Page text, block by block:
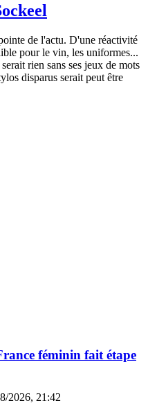
de l'actu. D'une réactivité
pour le vin, les uniformes...
rien sans ses jeux de mots
disparus serait peut être
féminin fait étape
2026, 21:42